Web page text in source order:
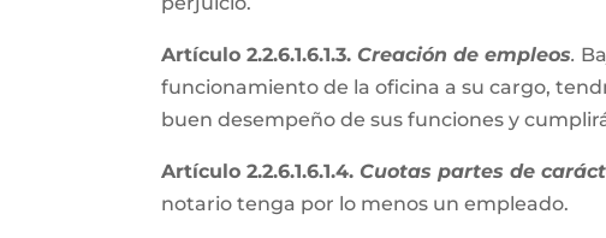
Artículo 2.2.6.1.6.1.3.Creación de empleos.
funcionamiento de la oficina a su cargo,
buen desempeño de sus funciones y
Artículo 2.2.6.1.6.1.4.Cuotas partes de
notario tenga por lo menos un empleado.